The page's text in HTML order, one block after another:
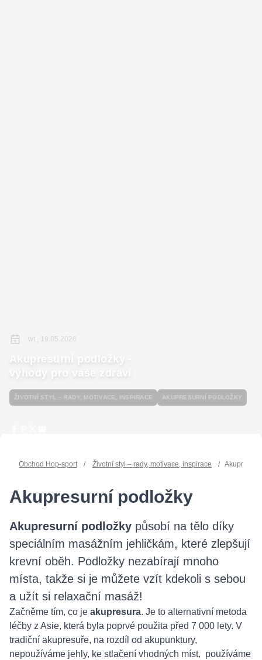
wt., 19.05.2026
Akupresurní podložky -
výhody pro vaše zdraví
ŽIVOTNÍ STYL – RADY, MOTIVACE, INSPIRACE AKUPRESURNÍ PODLOŽKY
Obchod Hop-sport / Životní styl – rady, motivace, inspirace /
Akupresurní podložky
Akupresurní podložky působí na tělo díky
speciálním masážním jehličkám, které zlepšují
krevní oběh. Podložky nezabírají mnoho
místa, takže si je můžete vzít kdekoli s sebou
a užít si relaxační masáž!
Začněme tím, co je akupresura. Je to alternativní metoda
léčby z Asie, která byla poprvé použita před 7 000 lety. V
tradiční akupresuře, na rozdíl od akupunktury,
nepoužíváme jehly, ke stlačení vhodných míst, používáme